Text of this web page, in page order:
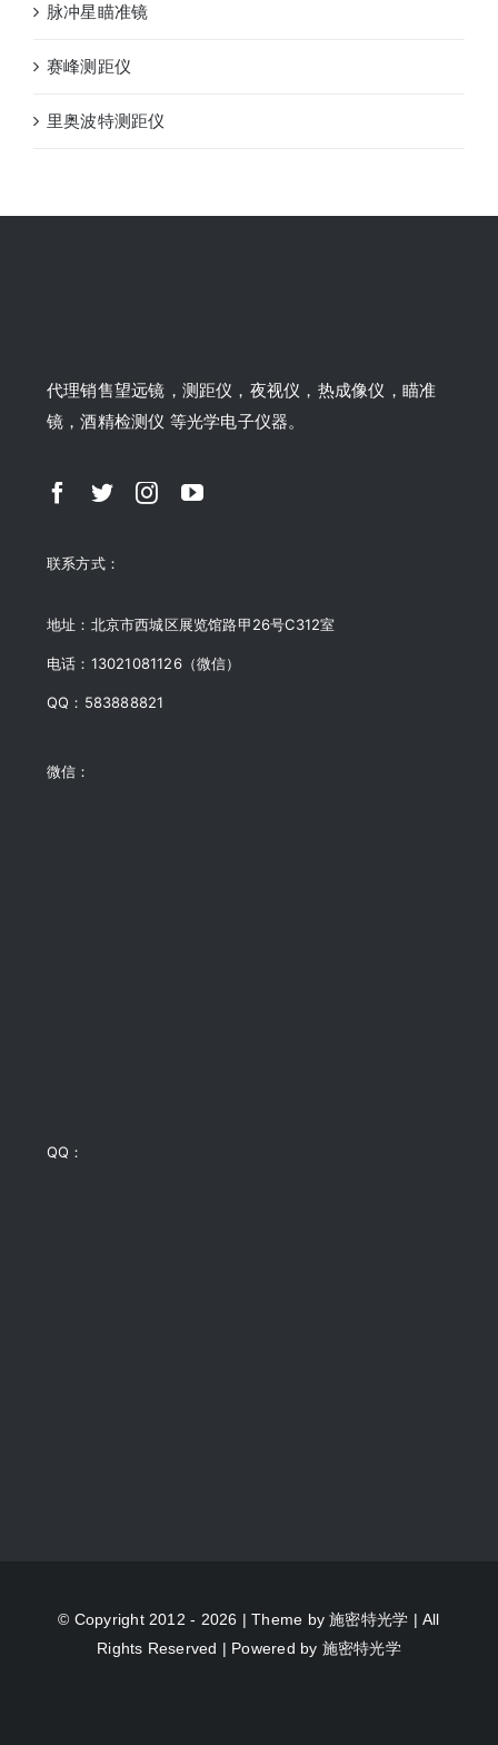
脉冲星瞄准镜
赛峰测距仪
里奥波特测距仪
代理销售望远镜，测距仪，夜视仪，热成像仪，瞄准
镜，酒精检测仪 等光学电子仪器。
联系方式：
地址：北京市西城区展览馆路甲26号C312室
电话：13021081126（微信）
QQ：583888821
微信：
QQ：
© Copyright 2012 - 2026 | Theme by施密特光学 | All
Rights Reserved | Powered by 施密特光学